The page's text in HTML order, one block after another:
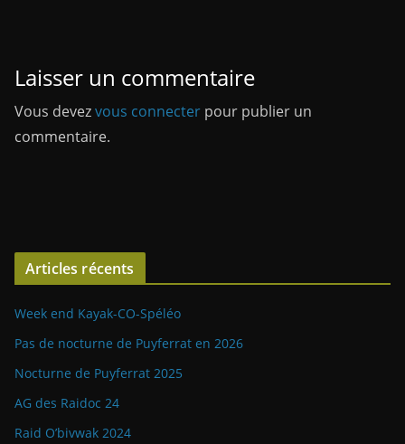
Laisser un commentaire
Vous devezvous connecter pour publier un
commentaire.
Articles récents
Week end Kayak-CO-Spéléo
Pas de nocturne de Puyferrat en 2026
Nocturne de Puyferrat 2025
AG des Raidoc 24
Raid O’bivwak 2024